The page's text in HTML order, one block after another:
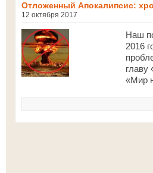
Отложенный Апокалипсис:
12 октября 2017
Наш
2016
главу
«Мир